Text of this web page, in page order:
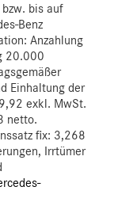
bis auf
Benz
Anzahlung
20.000
Einhaltung der
exkl. MwSt.
netto.
fix: 3,268
Irrtümer